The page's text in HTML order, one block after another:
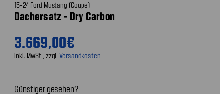
15-24 Ford Mustang (Coupe)
Dachersatz - Dry Carbon
3.669,00€
inkl. MwSt., zzgl. Versandkosten
Günstiger gesehen?